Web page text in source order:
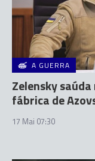
A GUERRA
Zelensky
fábrica de
17 Mai 07:30